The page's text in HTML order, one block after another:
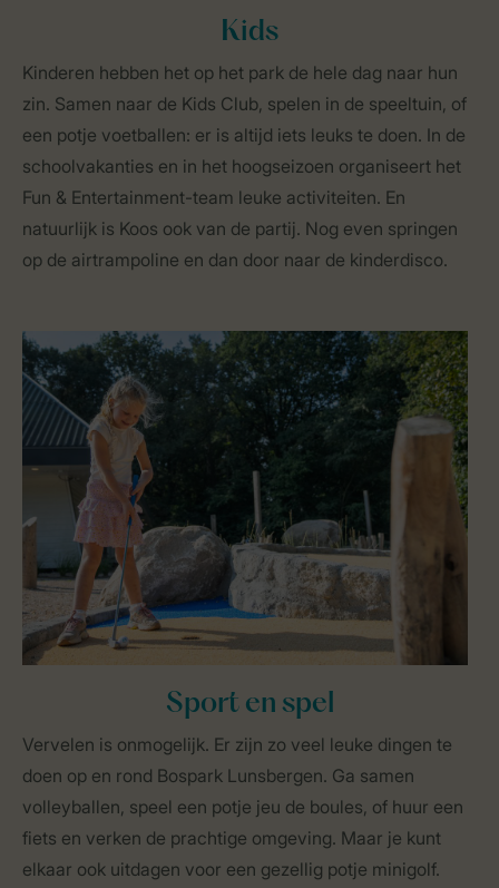
Kids
Kinderen hebben het op het park de hele dag naar hun
zin. Samen naar de Kids Club, spelen in de speeltuin, of
een potje voetballen: er is altijd iets leuks te doen. In de
schoolvakanties en in het hoogseizoen organiseert het
Fun & Entertainment-team leuke activiteiten. En
natuurlijk is Koos ook van de partij. Nog even springen
op de airtrampoline en dan door naar de kinderdisco.
Sport en spel
Vervelen is onmogelijk. Er zijn zo veel leuke dingen te
doen op en rond Bospark Lunsbergen. Ga samen
volleyballen, speel een potje jeu de boules, of huur een
fiets en verken de prachtige omgeving. Maar je kunt
elkaar ook uitdagen voor een gezellig potje minigolf.